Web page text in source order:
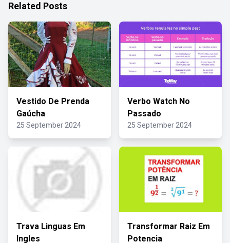
Related Posts
Vestido De Prenda
Gaúcha
25 September 2024
Verbo Watch No
Passado
25 September 2024
Trava Linguas Em
Ingles
Transformar Raiz Em
Potencia